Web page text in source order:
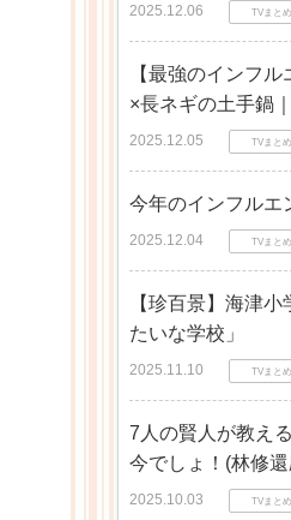
2025.12.06 TVまとめ
【最強のインフ
×長ネギの土手鍋
2025.12.05 TVまとめ
今年のインフルエ
2025.12.04 TVまとめ
【珍百景】海津
たいな学校」
2025.11.10 TVまとめ
7人の賢人が教え
今でしょ！(林修
2025.10.03 TVまとめ